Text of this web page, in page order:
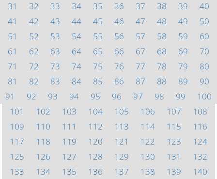
31
32 33 34 35 36 37 38 39
40
41
42 43 44 45 46 47 48 49
50
51
52 53 54 55 56 57 58 59
60
61
62 63 64 65 66 67 68 69
70
71
72 73 74 75 76 77 78 79
80
81
82 83 84 85 86 87 88 89
90
91
92 93 94 95 96 97 98 99
100
101
102 103 104 105 106 107
108
109
110 111 112 113 114 115
116
117
118 119 120 121 122 123
124
125
126 127 128 129 130 131
132
133
134 135 136 137 138 139
140